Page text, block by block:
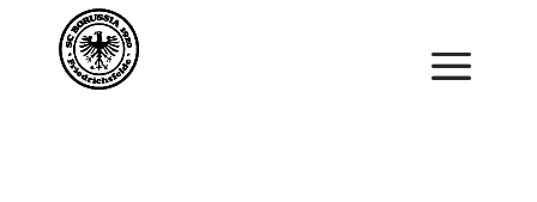
Saisonstart im April. Jetzt ein Schnuppertraining für
Kinder vereinbaren und zu Saisonbeginn dabei sein.